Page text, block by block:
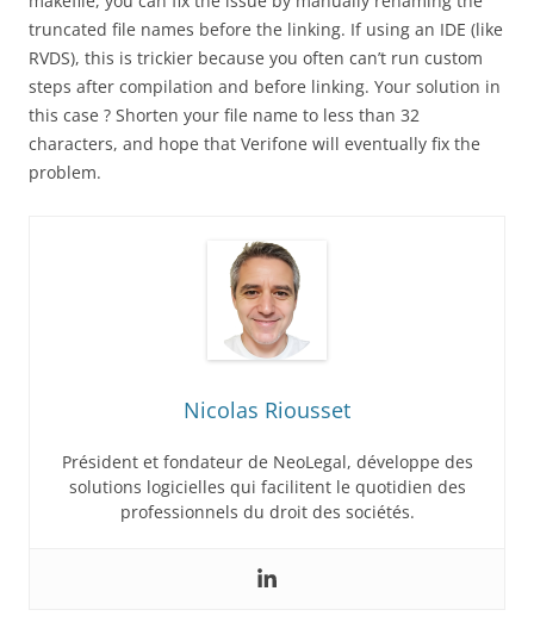
truncated file names before the linking. If using an IDE (like
RVDS), this is trickier because you often can’t run custom
steps after compilation and before linking. Your solution in
this case ? Shorten your file name to less than 32
characters, and hope that Verifone will eventually fix the
problem.
Nicolas Riousset
Président et fondateur de NeoLegal, développe des
solutions logicielles qui facilitent le quotidien des
professionnels du droit des sociétés.